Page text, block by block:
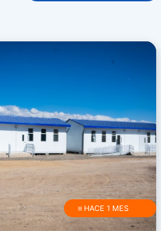
≡ HACE 1 MES